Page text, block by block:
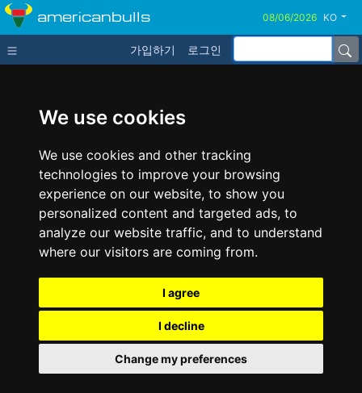
We use cookies
We use cookies and other tracking
technologies to improve your browsing
experience on our website, to show you
personalized content and targeted ads, to
analyze our website traffic, and to understand
where our visitors are coming from.
I agree
I decline
Change my preferences
americanbulls KO
가입하기 로그인